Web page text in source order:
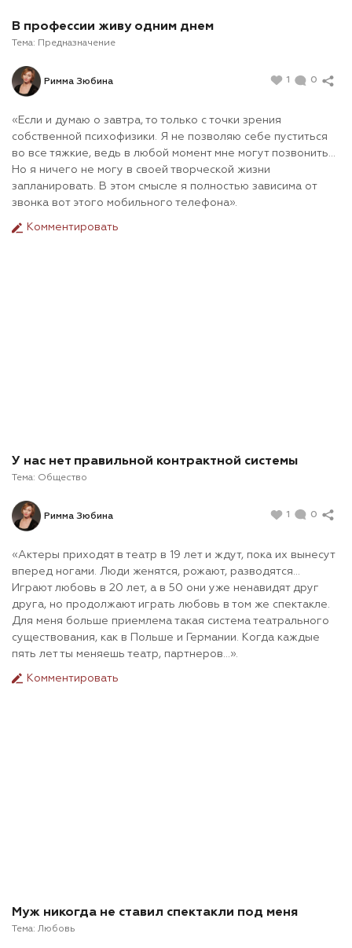
В профессии живу одним днем
Тема: Предназначение
Римма Зюбина 1 0
«Если и думаю о завтра, то только с точки зрения
собственной психофизики. Я не позволяю себе пуститься
во все тяжкие, ведь в любой момент мне могут позвонить...
Но я ничего не могу в своей творческой жизни
запланировать. В этом смысле я полностью зависима от
звонка вот этого мобильного телефона».
Комментировать
У нас нет правильной контрактной системы
Тема: Общество
Римма Зюбина 1 0
«Актеры приходят в театр в 19 лет и ждут, пока их вынесут
вперед ногами. Люди женятся, рожают, разводятся…
Играют любовь в 20 лет, а в 50 они уже ненавидят друг
друга, но продолжают играть любовь в том же спектакле.
Для меня больше приемлема такая система театрального
существования, как в Польше и Германии. Когда каждые
пять лет ты меняешь театр, партнеров…».
Комментировать
Муж никогда не ставил спектакли под меня
Тема: Любовь